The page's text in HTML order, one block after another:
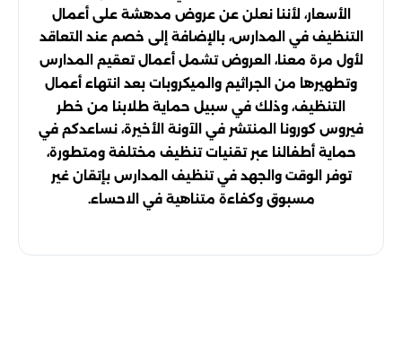
الأسعار، لأننا نعلن عن عروض مدهشة على أعمال
التنظيف في المدارس، بالإضافة إلى خصم عند التعاقد
لأول مرة معنا، العروض تشمل أعمال تعقيم المدارس
وتطهيرها من الجراثيم والميكروبات بعد انتهاء أعمال
التنظيف، وذلك في سبيل حماية طلابنا من خطر
فيروس كورونا المنتشر في الآونة الأخيرة، نساعدكم في
حماية أطفالنا عبر تقنيات تنظيف مختلفة ومتطورة،
توفر الوقت والجهد في تنظيف المدارس بإتقان غير
مسبوق وكفاءة متناهية في الاحساء.